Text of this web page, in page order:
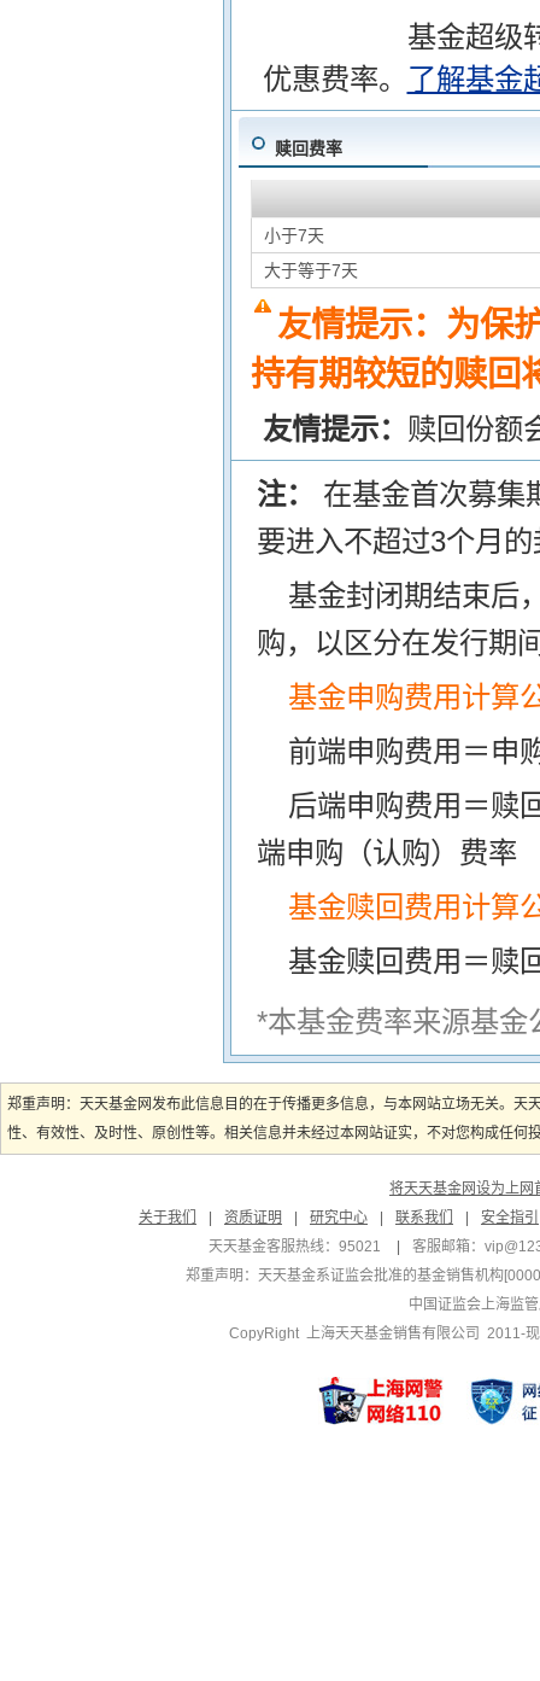
基金超级
优惠费率。 了解基金
赎回费率
小于7天
大于等于7天
友情提示：为保
持有期较短的赎回
友情提示： 赎回份额
注： 在基金首次募集
要进入不超过3个月
基金封闭期结束后
购，以区分在发行期
基金申购费用计算
前端申购费用＝申
后端申购费用＝赎
端申购（认购）费率
基金赎回费用计算
基金赎回费用＝赎
*本基金费率来源基
郑重声明：天天基金网发布此信息目的在于传播更多信息，与本网站立场无关。
性、有效性、及时性、原创性等。相关信息并未经过本网站证实，不对您构成任
将天天基金网设为上网
关于我们
资质证明 研究中心 联系我们
安全指引
天天基金客服热线：95021
客服邮箱：
郑重声明： 天天基金系证监会批准的基金销售机构
中国证监会上海监
CopyRight 上海天天基金销售有限公司 2011-